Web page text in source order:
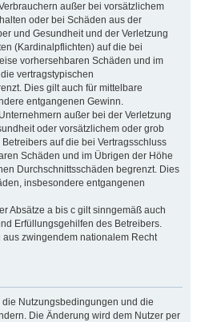
außer bei vorsätzlichem
oder bei Schäden aus der
und Gesundheit und der Verletzung
(Kardinalpflichten) auf die bei
vorhersehbaren Schäden und im
vertragstypischen
Dies gilt auch für mittelbare
entgangenen Gewinn.
außer bei der Verletzung
oder vorsätzlichem oder grob
auf die bei Vertragsschluss
Schäden und im Übrigen der Höhe
Durchschnittsschäden begrenzt. Dies
insbesondere entgangenen
Absätze a bis c gilt sinngemäß auch
Erfüllungsgehilfen des Betreibers.
zwingendem nationalem Recht
die Nutzungsbedingungen und die
Die Änderung wird dem Nutzer per